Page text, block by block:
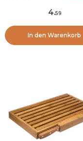
4.59
In den Warenkorb